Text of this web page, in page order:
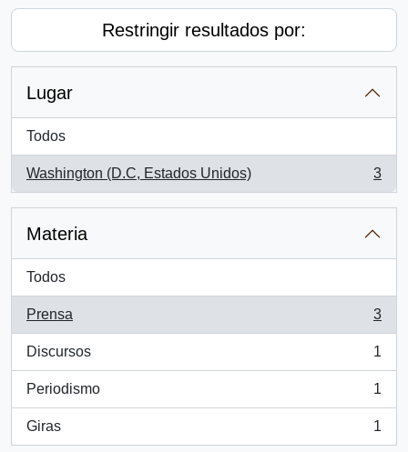
Restringir resultados por:
Lugar
Todos
Washington (D.C, Estados Unidos)
, 3 resultados
3
Materia
Todos
Prensa
, 3 resultados
3
Discursos
, 1 resultados
1
Periodismo
, 1 resultados
1
Giras
, 1 resultados
1